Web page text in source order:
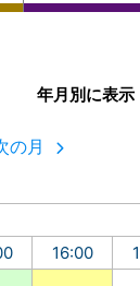
年月別に表示
の月
16:00